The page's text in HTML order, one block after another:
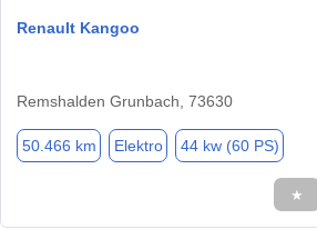
Renault Kangoo
Remshalden Grunbach, 73630
50.466 km Elektro 44 kw (60 PS)
★